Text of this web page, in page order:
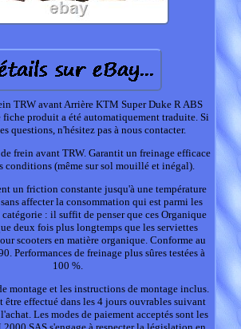
TRW avant Arrière KTM Super Duke R ABS
fiche produit a été automatiquement traduite. Si
questions, n'hésitez pas à nous contacter.
frein avant TRW. Garantit un freinage efficace
conditions (même sur sol mouillé et inégal).
un friction constante jusqu'à une température
affecter la consommation qui est parmi les
catégorie : il suffit de penser que ces Organique
deux fois plus longtemps que les serviettes
scooters en matière organique. Conforme au
Performances de freinage plus sûres testées à
100 %.
montage et les instructions de montage inclus.
être effectué dans les 4 jours ouvrables suivant
Les modes de paiement acceptés sont les